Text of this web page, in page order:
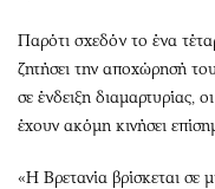
Παρότι σχεδόν το ένα
ζητήσει την αποχώρησή
σε ένδειξη διαμαρτυρίας,
έχουν ακόμη κινήσει
«Η Βρετανία βρίσκεται σε